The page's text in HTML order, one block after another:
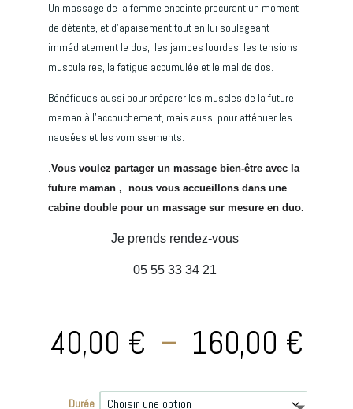
Un massage de la femme enceinte procurant un moment
de détente, et d’apaisement tout en lui soulageant
immédiatement le dos, les jambes lourdes, les tensions
musculaires, la fatigue accumulée et le mal de dos.
Bénéfiques aussi pour préparer les muscles de la future
maman à l’accouchement, mais aussi pour atténuer les
nausées et les vomissements.
.Vous voulez partager un massage bien-être avec la
future maman , nous vous accueillons dans une
cabine double pour un massage sur mesure en duo.
Je prends rendez-vous
05 55 33 34 21
40,00 € – 160,00 €
de
Durée